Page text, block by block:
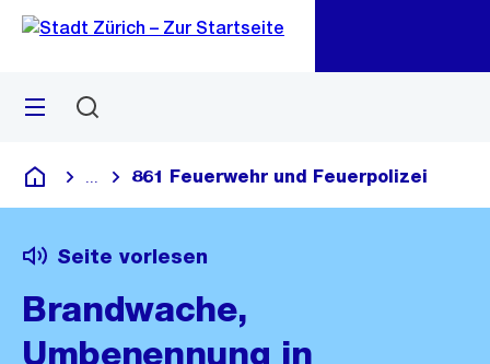
Navigation
Sprunglink
Menü
Deutsch
Blende alle Breadcrumbs ein
861 Feuerwehr und Feuerpolizei
Seite vorlesen
Brandwache,
Umbenennung in